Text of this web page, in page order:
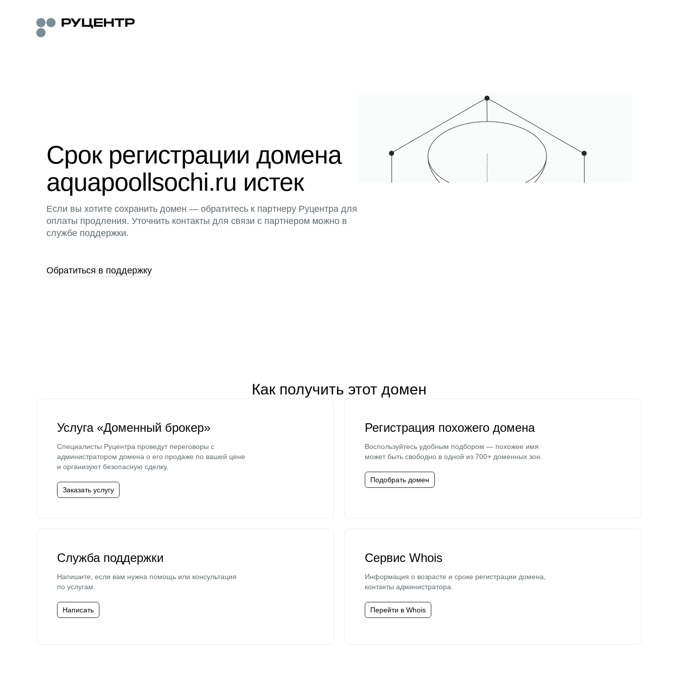
Срок регистрации домена
aquapoollsochi.ru истек
Если вы хотите сохранить домен — обратитесь к партнеру Руцентра для
оплаты продления. Уточнить контакты для связи с партнером можно в
службе поддержки.
Обратиться в поддержку
Как получить этот домен
Услуга «Доменный брокер»
Специалисты Руцентра проведут переговоры с
администратором домена о его продаже по вашей цене
и организуют безопасную сделку.
Заказать услугу
Регистрация похожего домена
Воспользуйтесь удобным подбором — похожее имя
может быть свободно в одной из 700+ доменных зон.
Подобрать домен
Служба поддержки
Напишите, если вам нужна помощь или консультация
по услугам.
Написать
Сервис Whois
Информация о возрасте и сроке регистрации домена,
контакты администратора.
Перейти в Whois